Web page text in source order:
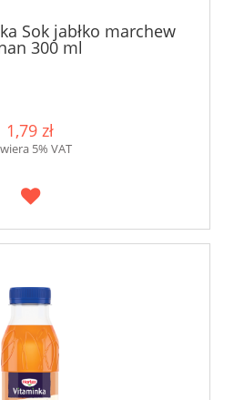
Sok jabłko marchew
300 ml
1,79 zł
5% VAT